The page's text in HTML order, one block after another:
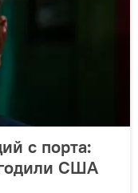
с порта:
США